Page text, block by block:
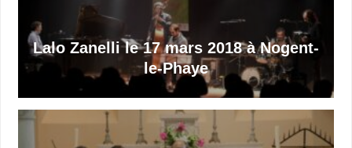
Lalo Zanelli le 17 mars 2018 à Nogent-
le-Phaye